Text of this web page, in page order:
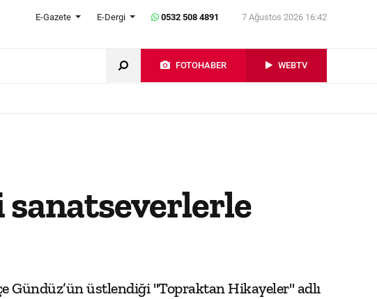
E-Gazete E-Dergi 0532 508 4891 7 Ağustos 2026 16:42
FOTOHABER WEBTV
sanatseverlerle
Gündüz’ün üstlendiği "Topraktan Hikayeler" adlı